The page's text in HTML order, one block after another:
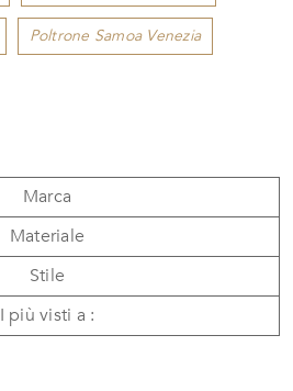
Poltrone Samoa Venezia
Marca
Materiale
Stile
I più visti a :